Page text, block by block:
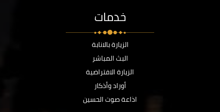
خدمات
الزيارة بالانابة
البث المباشر
الزيارة الافتراضية
أوراد وأذكار
اذاعة صوت الحسين